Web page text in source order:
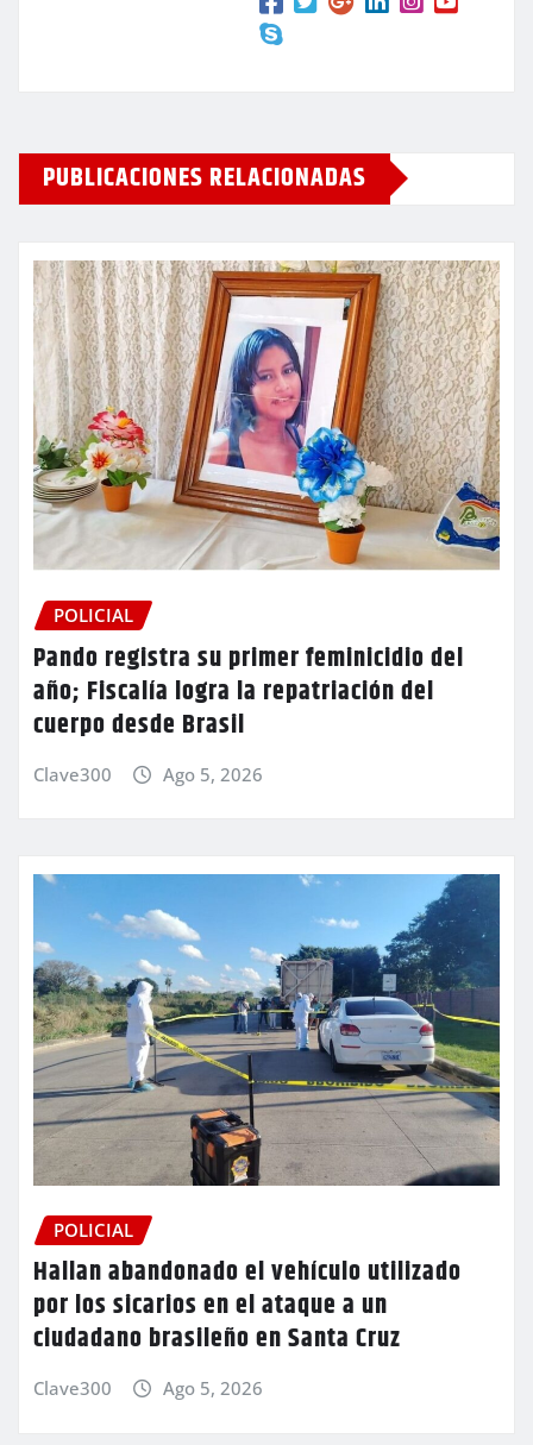
PUBLICACIONES RELACIONADAS
POLICIAL
Pando registra su primer feminicidio del
año; Fiscalía logra la repatriación del
cuerpo desde Brasil
Clave300 Ago 5, 2026
POLICIAL
Hallan abandonado el vehículo utilizado
por los sicarios en el ataque a un
ciudadano brasileño en Santa Cruz
Clave300 Ago 5, 2026